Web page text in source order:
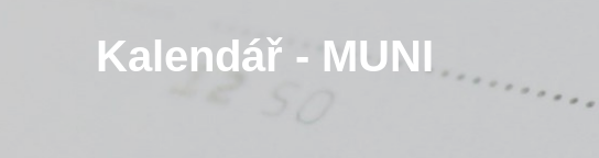
Kalendář - MUNI